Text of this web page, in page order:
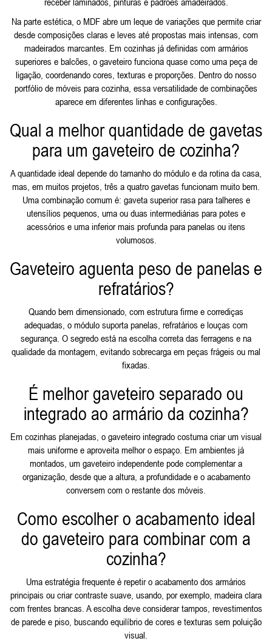
Na parte estética, o MDF abre um leque de variações que permite criar
desde composições claras e leves até propostas mais intensas, com
madeirados marcantes. Em cozinhas já definidas com armários
superiores e balcões, o gaveteiro funciona quase como uma peça de
ligação, coordenando cores, texturas e proporções. Dentro do nosso
portfólio de móveis para cozinha, essa versatilidade de combinações
aparece em diferentes linhas e configurações.
Qual a melhor quantidade de gavetas
para um gaveteiro de cozinha?
A quantidade ideal depende do tamanho do módulo e da rotina da casa,
mas, em muitos projetos, três a quatro gavetas funcionam muito bem.
Uma combinação comum é: gaveta superior rasa para talheres e
utensílios pequenos, uma ou duas intermediárias para potes e
acessórios e uma inferior mais profunda para panelas ou itens
volumosos.
Gaveteiro aguenta peso de panelas e
refratários?
Quando bem dimensionado, com estrutura firme e corrediças
adequadas, o módulo suporta panelas, refratários e louças com
segurança. O segredo está na escolha correta das ferragens e na
qualidade da montagem, evitando sobrecarga em peças frágeis ou mal
fixadas.
É melhor gaveteiro separado ou
integrado ao armário da cozinha?
Em cozinhas planejadas, o gaveteiro integrado costuma criar um visual
mais uniforme e aproveita melhor o espaço. Em ambientes já
montados, um gaveteiro independente pode complementar a
organização, desde que a altura, a profundidade e o acabamento
conversem com o restante dos móveis.
Como escolher o acabamento ideal
do gaveteiro para combinar com a
cozinha?
Uma estratégia frequente é repetir o acabamento dos armários
principais ou criar contraste suave, usando, por exemplo, madeira clara
com frentes brancas. A escolha deve considerar tampos, revestimentos
de parede e piso, buscando equilíbrio de cores e texturas sem poluição
visual.